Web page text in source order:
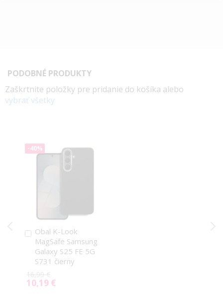
PODOBNÉ PRODUKTY
Zaškrtnite položky pre pridanie do košíka alebo
vybrať všetky
-40%
Obal K-Look
MagSafe Samsung
Galaxy S25 FE 5G
S731 čierny
16,99 €
Special
10,19 €
Pridať
do
košíka